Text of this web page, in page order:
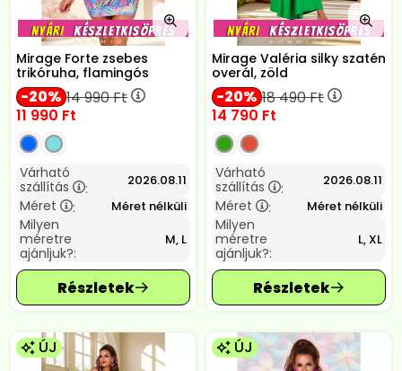
Mirage Forte zsebes
trikóruha, flamingós
20 14 990Ft
11 990 Ft
Várható
szállítás
: 2026.08.11
Méret : Méret nélküli
Milyen
méretre
ajánljuk?:
M, L
Mirage Valéria silky szatén
overál, zöld
20 18 490Ft
14 790 Ft
Várható
szállítás
: 2026.08.11
Méret : Méret nélküli
Milyen
méretre
ajánljuk?:
L, XL
ÚJ ÚJ